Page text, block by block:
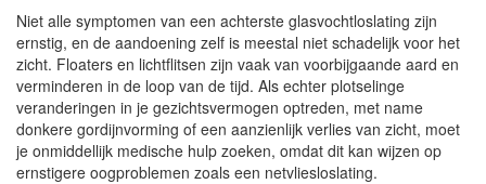
Niet alle symptomen van een achterste glasvochtloslating zijn
ernstig, en de aandoening zelf is meestal niet schadelijk voor het
zicht. Floaters en lichtflitsen zijn vaak van voorbijgaande aard en
verminderen in de loop van de tijd. Als echter plotselinge
veranderingen in je gezichtsvermogen optreden, met name
donkere gordijnvorming of een aanzienlijk verlies van zicht, moet
je onmiddellijk medische hulp zoeken, omdat dit kan wijzen op
ernstigere oogproblemen zoals een netvliesloslating.